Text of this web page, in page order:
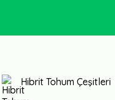
Hibrit Tohum Çeşitleri